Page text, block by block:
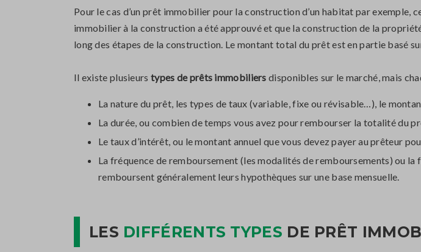
Pour le cas d’un prêt immobilier pour la construction d’un habitat par
immobilier à la construction a été approuvé et que la construction de la
long des étapes de la construction. Le montant total du prêt est en partie basé
Il existe plusieurs types de prêts immobiliers disponibles sur le marché, mais
La nature du prêt, les types de taux (variable, fixe ou révisable…), le
La durée, ou combien de temps vous avez pour rembourser la totalité du
Le taux d’intérêt, ou le montant annuel que vous devez payer au prêteur
La fréquence de remboursement (les modalités de remboursements) ou
remboursent généralement leurs hypothèques sur une base mensuelle.
LES DIFFÉRENTS TYPES DE PRÊT